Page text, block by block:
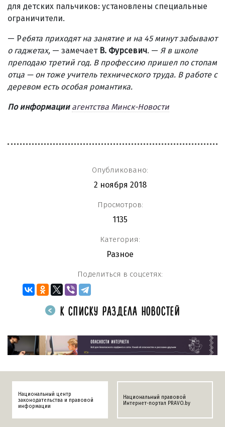
для детских пальчиков: установлены специальные
ограничители.
— Ребята приходят на занятие и на 45 минут забывают
о гаджетах, — замечает В. Фурсевич. — Я в школе
преподаю третий год. В профессию пришел по стопам
отца — он тоже учитель технического труда. В работе с
деревом есть особая романтика.
По информации агентства Минск-Новости
Опубликовано:
2 ноября 2018
Просмотров:
1135
Категория:
Разное
Поделиться в соцсетях:
К СПИСКУ РАЗДЕЛА НОВОСТЕЙ
Национальный центр
законодательства и правовой
информации
Национальный правовой
Интернет-портал PRAVO.by